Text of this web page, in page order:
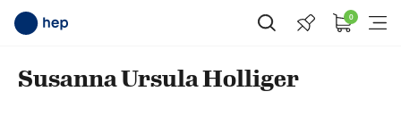
Suche öffnen 0
Susanna Ursula Holliger